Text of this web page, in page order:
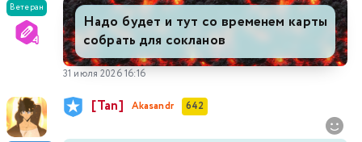
Ветеран
Надо будет и тут со временем карты
собрать для сокланов
31 июля 2026 16:16
[Tan] Akasandr 642